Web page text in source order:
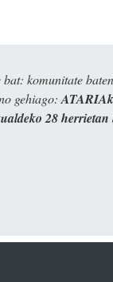
komunitate
gehiago:
28